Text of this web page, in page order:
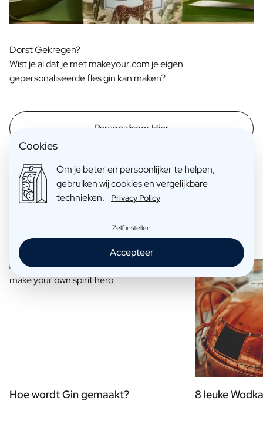
Dorst Gekregen?
Wist je al dat je met makeyour.com je eigen
gepersonaliseerde fles gin kan maken?
Personaliseer Hier
Kan interessant zijn voor jou
Hoe wordt Gin gemaakt? 8 leuke
Cookies
Om je beter en persoonlijker te helpen,
gebruiken wij cookies en vergelijkbare
technieken.
Privacy Policy
Zelf instellen
Accepteer